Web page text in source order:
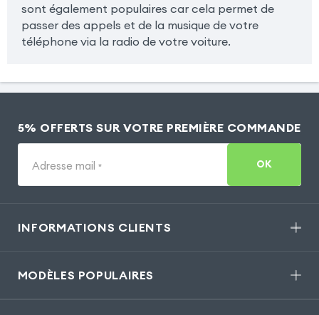
sont également populaires car cela permet de
passer des appels et de la musique de votre
téléphone via la radio de votre voiture.
5% OFFERTS SUR VOTRE PREMIÈRE COMMANDE
Adresse mail * OK
INFORMATIONS CLIENTS
MODÈLES POPULAIRES